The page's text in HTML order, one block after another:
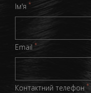
Ім'я *
Email *
Контактний телефон *